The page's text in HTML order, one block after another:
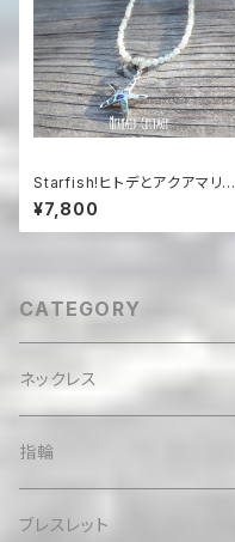
Starfish!ヒトデとアクアマリン
のネックレス sv925
¥7,800
CATEGORY
ネックレス
指輪
ブレスレット